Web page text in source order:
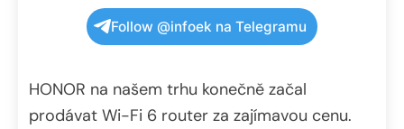
Follow @infoek na Telegramu
HONOR na našem trhu konečně začal
prodávat Wi-Fi 6 router za zajímavou cenu.